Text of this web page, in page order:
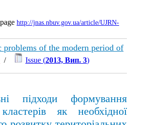
http://jnas.nbuv.gov.ua/article/UJRN-
problems of the modern period of
/ Issue (2013, Вип. 3)
підходи формування
як необхідної